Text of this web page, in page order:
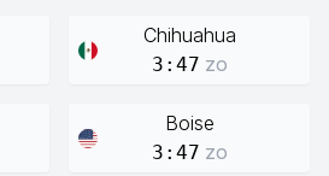
Chihuahua
3:47 zo
Boise
3:47 zo